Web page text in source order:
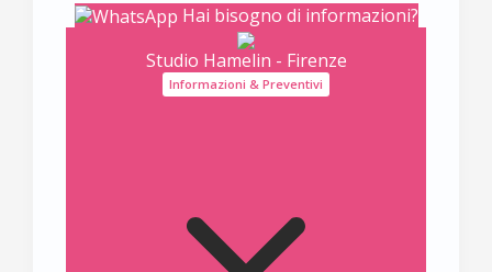
Hai bisogno di informazioni?
Studio Hamelin - Firenze
Informazioni & Preventivi